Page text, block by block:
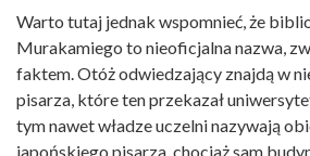
Warto tutaj jednak wspomnieć, że
Murakamiego to nieoficjalna nazwa,
faktem. Otóż odwiedzający znajdą w
pisarza, które ten przekazał
tym nawet władze uczelni nazywają
japońskiego pisarza, chociaż sam